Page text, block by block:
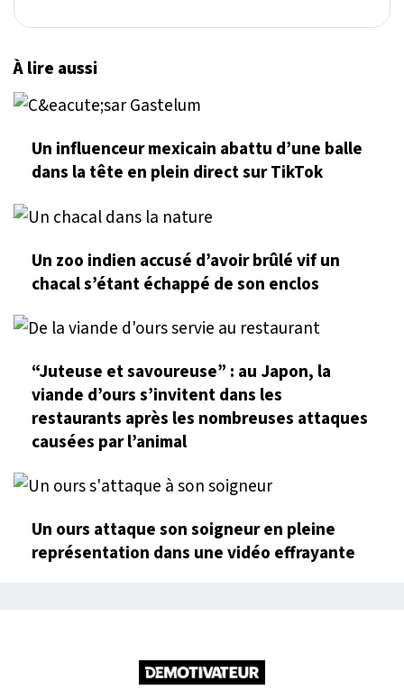
À lire aussi
Un influenceur mexicain abattu d’une balle
dans la tête en plein direct sur TikTok
Un zoo indien accusé d’avoir brûlé vif un
chacal s’étant échappé de son enclos
“Juteuse et savoureuse” : au Japon, la
viande d’ours s’invitent dans les
restaurants après les nombreuses attaques
causées par l’animal
Un ours attaque son soigneur en pleine
représentation dans une vidéo effrayante